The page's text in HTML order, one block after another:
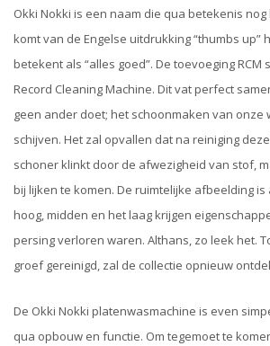
Okki Nokki is een naam die qua betekenis
komt van de Engelse uitdrukking “thumbs up”
betekent als “alles goed”. De toevoeging
Record Cleaning Machine. Dit vat perfect
geen ander doet; het schoonmaken van onze
schijven. Het zal opvallen dat na reiniging
schoner klinkt door de afwezigheid van stof,
bij lijken te komen. De ruimtelijke afbeelding
hoog, midden en het laag krijgen
persing verloren waren. Althans, zo leek het.
groef gereinigd, zal de collectie opnieuw
De Okki Nokki platenwasmachine is even
qua opbouw en functie. Om tegemoet te